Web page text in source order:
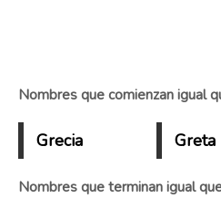
Nombres que comienzan igual
Grecia Greta
Nombres que terminan igual